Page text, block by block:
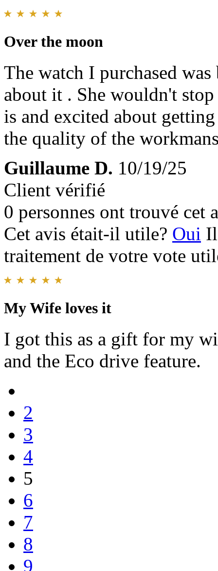
Over the moon
The watch I purchased
about it . She wouldn't
is and excited about
the quality of the
Guillaume D. 10/19/25
Client vérifié
0 personnes ont trouvé cet
Cet avis était-il utile? Oui
traitement de votre vote
My Wife loves it
I got this as a gift for my
and the Eco drive feature.
2
3
4
5
6
7
8
9